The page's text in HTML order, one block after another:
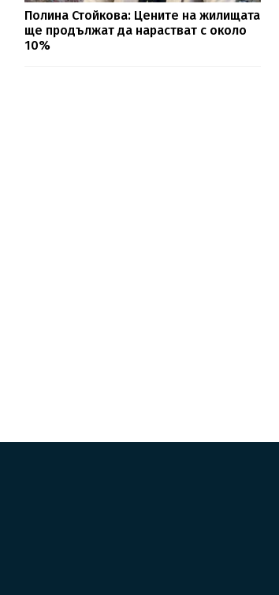
Полина Стойкова: Цените на жилищата
ще продължат да нарастват с около
10%